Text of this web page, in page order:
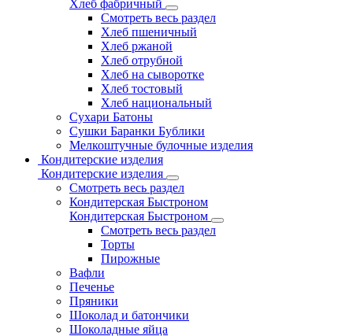
Хлеб фабричный
Смотреть весь раздел
Хлеб пшеничный
Хлеб ржаной
Хлеб отрубной
Хлеб на сыворотке
Хлеб тостовый
Хлеб национальный
Сухари Батоны
Сушки Баранки Бублики
Мелкоштучные булочные изделия
Кондитерские изделия
Кондитерские изделия
Смотреть весь раздел
Кондитерская Быстроном
Кондитерская Быстроном
Смотреть весь раздел
Торты
Пирожные
Вафли
Печенье
Пряники
Шоколад и батончики
Шоколадные яйца